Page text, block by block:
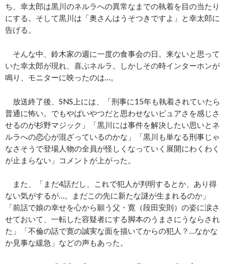
ち、幸太郎は黒川のネルラへの異常なまでの執着を目の当たり
にする。そして黒川は「奥さんはうそつきですよ」と幸太郎に
告げる。
そんな中、鈴木家の週に一度の食事会の日。来ないと思って
いた幸太郎が現れ、喜ぶネルラ。しかしその時インターホンが
鳴り、モニターに映ったのは…。
放送終了後、SNS上には、「刑事に15年も執着されていたら
普通に怖い。でもやばいやつだと思わせないピュアさを感じさ
せるのが杉野マジック」「黒川には事件を解決したい思いとネ
ルラへの恋心が混ざっているのかな」「黒川も単なる刑事じゃ
なさそうで登場人物の全員が怪しくなっていく展開にわくわく
が止まらない」コメントが上がった。
また、「まだ4話だし、これで犯人が判明するとか、あり得
ない気がするが…。まだこの先に新たな謎が生まれるのか」
「前話で娘の幸せを心から願う父・寛（段田安則）の姿に涙さ
せておいて、一転した容疑者にする脚本のうまさにうならされ
た」「不倫の話で寛の誠実な面を描いてからの犯人？…なかな
か見事な緩急」などの声もあった。